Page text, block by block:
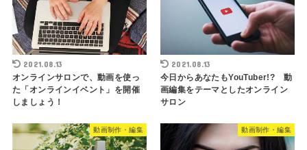
2021.08.13
オンラインサロンで、動画を使っ
た「オンラインイベント」を開催
しましょう！
2021.08.13
今日からあなたもYouTuber!? 動
画編集をテーマとしたオンライン
サロン
動画制作・編集 動画制作・編集